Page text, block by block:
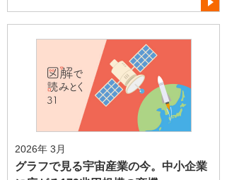
2026年 3月
グラフで見る宇宙産業の今。中小企業